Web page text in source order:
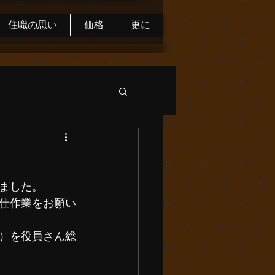
住職の思い 価格 更に
した。
作業をお願い
を役員さん総